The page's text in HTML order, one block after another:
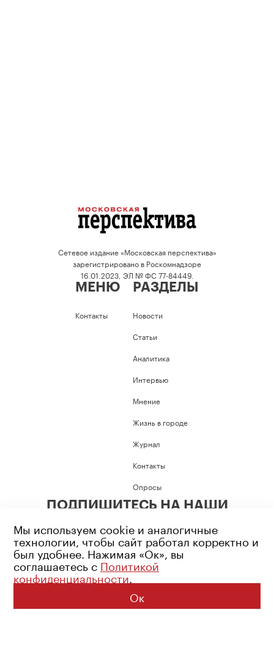
Сетевое издание «Московская перспектива»
зарегистрировано в Роскомнадзоре
16.01.2023, ЭЛ № ФС 77-84449.
МЕНЮ
Контакты
РАЗДЕЛЫ
Новости
Статьи
Аналитика
Интервью
Мнение
Жизнь в городе
Журнал
Контакты
Опросы
ПОДПИШИТЕСЬ НА НАШИ
Возрастное ограничение: 16+
Политика конфиденциальности
© 2026 Все права защищены
Мы используем cookie и аналогичные
технологии, чтобы сайт работал корректно и
был удобнее. Нажимая «Ок», вы
соглашаетесь с Политикой
конфиденциальности.
Ок